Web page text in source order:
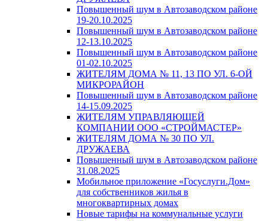
Повышенный шум в Автозаводском районе
19-20.10.2025
Повышенный шум в Автозаводском районе
12-13.10.2025
Повышенный шум в Автозаводском районе
01-02.10.2025
ЖИТЕЛЯМ ДОМА № 11, 13 ПО УЛ. 6-ОЙ
МИКРОРАЙОН
Повышенный шум в Автозаводском районе
14-15.09.2025
ЖИТЕЛЯМ УПРАВЛЯЮЩЕЙ
КОМПАНИИ ООО «СТРОЙМАСТЕР»
ЖИТЕЛЯМ ДОМА № 30 ПО УЛ.
ДРУЖАЕВА
Повышенный шум в Автозаводском районе
31.08.2025
Мобильное приложение «Госуслуги.Дом»
для собственников жилья в
многоквартирных домах
Новые тарифы на коммунальные услуги